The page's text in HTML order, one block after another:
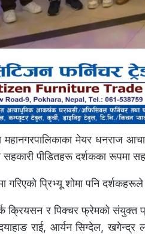
महानगरपालिकाका मेयर धनराज
पीडितहरू दर्शकका रूपमा
गरिएको प्रिभ्यू शोमा पनि
क्रियसन र पिक्चर फ्रेमको संयुक्त
राई, आर्यन सिग्देल, खगेन्द्र